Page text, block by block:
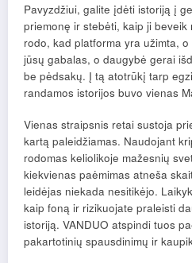
Pavyzdžiui, galite įdėti istoriją į
priemonę ir stebėti, kaip ji beveik
rodo, kad platforma yra užimta,
jūsų gabalas, o daugybė gerai
be pėdsakų. Į tą atotrūkį tarp
randamos istorijos buvo vienas
Vienas straipsnis retai sustoja
kartą paleidžiamas. Naudojant
rodomas keliolikoje mažesnių
kiekvienas paėmimas atneša
leidėjas niekada nesitikėjo.
kaip foną ir rizikuojate praleisti
istoriją. VANDUO atspindi tuos
pakartotinių spausdinimų ir